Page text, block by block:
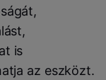
is
az eszközt.